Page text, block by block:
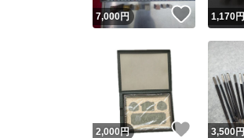
7,000円 いいね！
1,170円
2,000円 いいね！
3,500円